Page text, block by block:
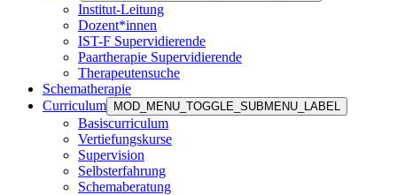
Institut-Leitung
Dozent*innen
IST-F Supervidierende
Paartherapie Supervidierende
Therapeutensuche
Schematherapie
Curriculum
MOD_MENU_TOGGLE_SUBMENU_LABEL
Basiscurriculum
Vertiefungskurse
Supervision
Selbsterfahrung
Schemaberatung